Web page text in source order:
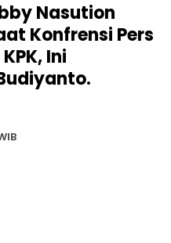
Nasution
Konfrensi Pers
Ini